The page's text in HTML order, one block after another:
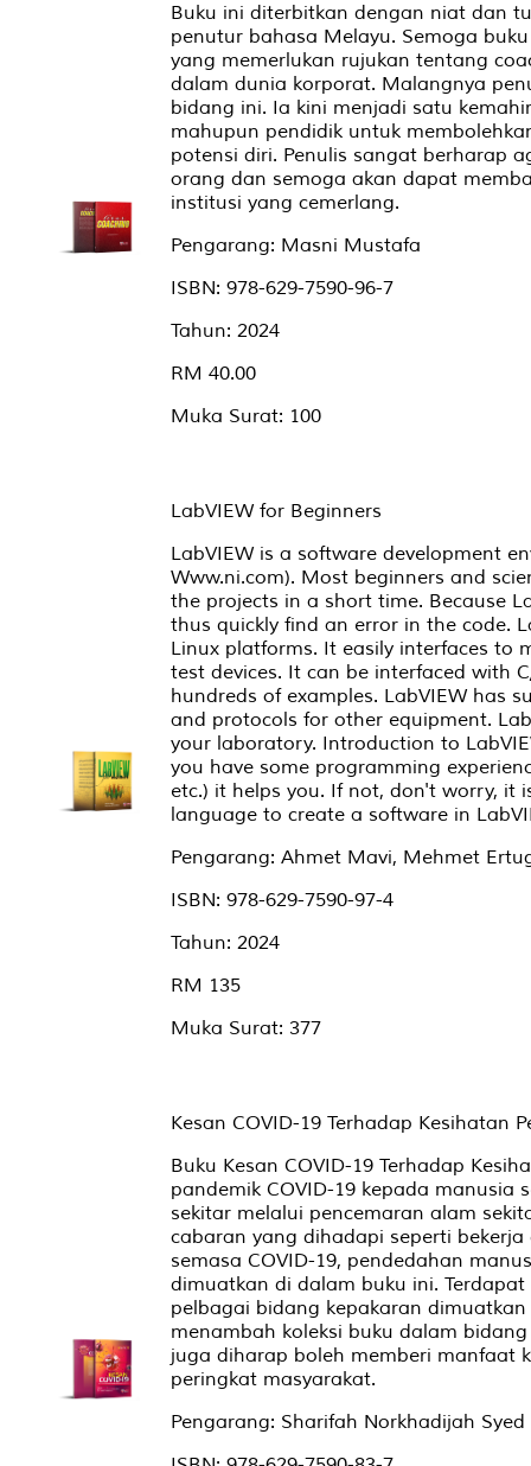
Buku ini diterbitkan dengan niat dan
penutur bahasa Melayu. Semoga
yang memerlukan rujukan tentang
dalam dunia korporat. Malangnya
bidang ini. Ia kini menjadi satu
mahupun pendidik untuk
potensi diri. Penulis sangat berharap
orang dan semoga akan dapat
institusi yang cemerlang.
Pengarang: Masni Mustafa
ISBN: 978-629-7590-96-7
Tahun: 2024
RM 40.00
Muka Surat: 100
LabVIEW for Beginners
LabVIEW is a software development
Www.ni.com). Most beginners and
the projects in a short time. Because
thus quickly find an error in the code.
Linux platforms. It easily interfaces to
test devices. It can be interfaced with
hundreds of examples. LabVIEW has
and protocols for other equipment.
your laboratory. Introduction to
you have some programming
etc.) it helps you. If not, don't worry, it
language to create a software in
Pengarang: Ahmet Mavi, Mehmet
ISBN: 978-629-7590-97-4
Tahun: 2024
RM 135
Muka Surat: 377
Kesan COVID-19 Terhadap Kesihatan
Buku Kesan COVID-19 Terhadap
pandemik COVID-19 kepada
sekitar melalui pencemaran alam
cabaran yang dihadapi seperti
semasa COVID-19, pendedahan
dimuatkan di dalam buku ini.
pelbagai bidang kepakaran
menambah koleksi buku dalam
juga diharap boleh memberi manfaat
peringkat masyarakat.
Pengarang: Sharifah Norkhadijah